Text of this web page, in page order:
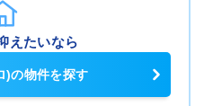
えたいなら
)の物件を探す